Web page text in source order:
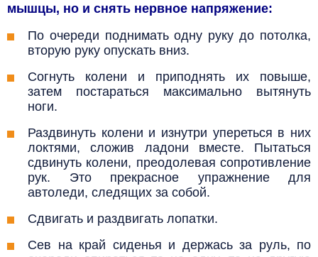
мышцы, но и снять нервное напряжение:
По очереди поднимать одну руку до потолка,
вторую руку опускать вниз.
Согнуть колени и приподнять их повыше,
затем постараться максимально вытянуть
ноги.
Раздвинуть колени и изнутри упереться в них
локтями, сложив ладони вместе. Пытаться
сдвинуть колени, преодолевая сопротивление
рук. Это прекрасное упражнение для
автоледи, следящих за собой.
Сдвигать и раздвигать лопатки.
Сев на край сиденья и держась за руль, по